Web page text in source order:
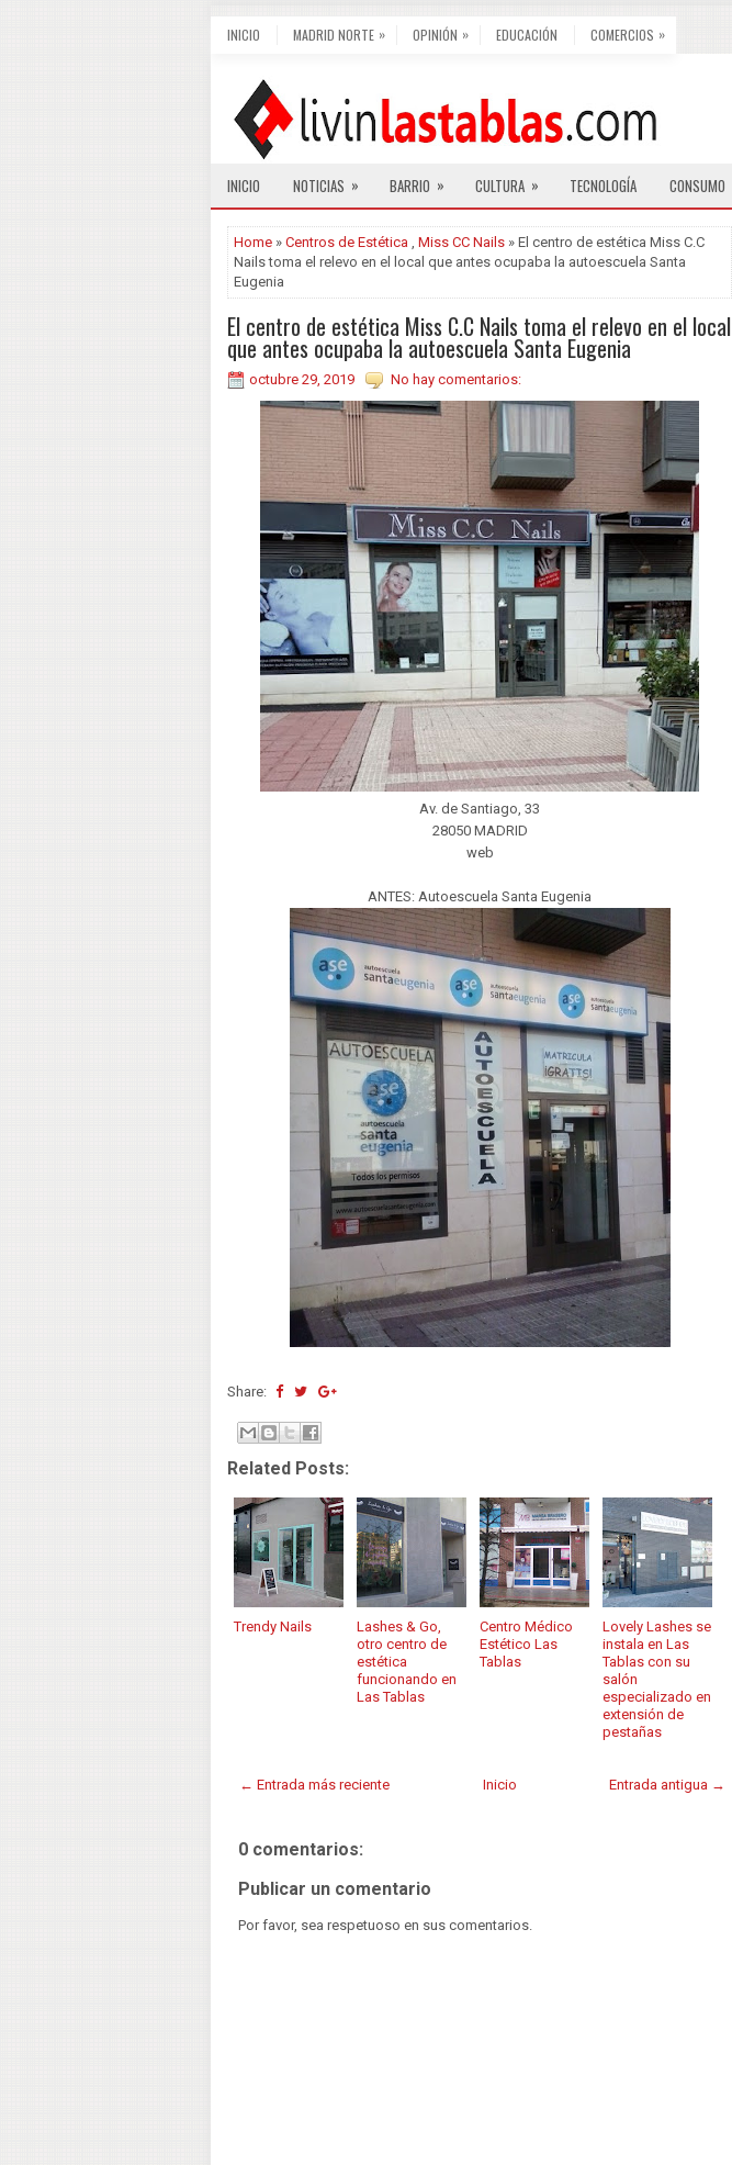
INICIO MADRID NORTE » OPINIÓN » EDUCACIÓN COMERCIOS »
INICIO NOTICIAS » BARRIO » CULTURA » TECNOLOGÍA CONSUMO
Home » Centros de Estética , Miss CC Nails » El centro de estética Miss C.C
Nails toma el relevo en el local que antes ocupaba la autoescuela Santa
Eugenia
El centro de estética Miss C.C Nails toma el relevo en el local
que antes ocupaba la autoescuela Santa Eugenia
octubre 29, 2019 No hay comentarios:
Av. de Santiago, 33
28050 MADRID
web
ANTES: Autoescuela Santa Eugenia
Share:
Related Posts:
Trendy Nails
Lashes & Go,
otro centro de
estética
funcionando en
Las Tablas
Centro Médico
Estético Las
Tablas
Lovely Lashes se
instala en Las
Tablas con su
salón
especializado en
extensión de
pestañas
← Entrada más reciente Entrada antigua →
Inicio
0 comentarios:
Publicar un comentario
Por favor, sea respetuoso en sus comentarios.